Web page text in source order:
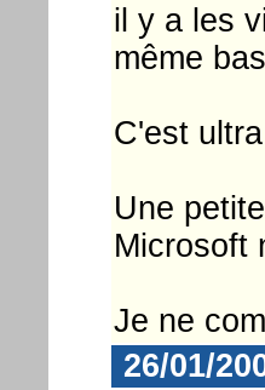
il y a les
même
C'est
Une
Microsoft
Je ne
26/01/